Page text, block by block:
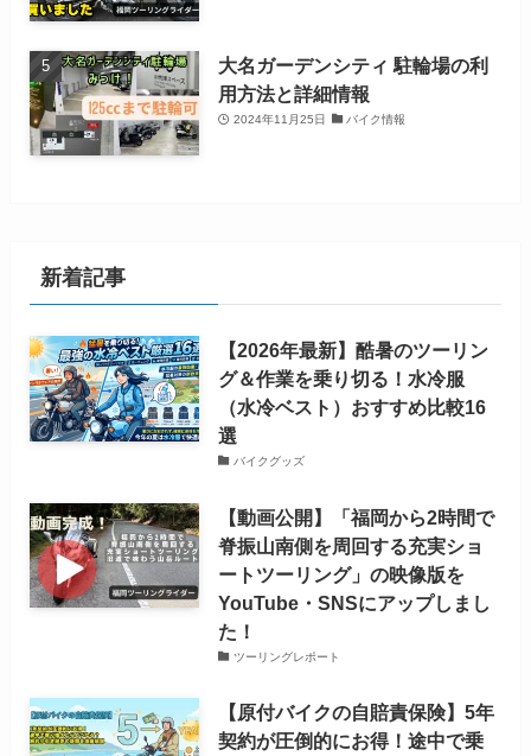
大名ガーデンシティ 駐輪場の利
用方法と詳細情報
2024年11月25日 バイク情報
新着記事
【2026年最新】酷暑のツーリン
グ＆作業を乗り切る！水冷服
（水冷ベスト）おすすめ比較16
選
バイクグッズ
【動画公開】「福岡から2時間で
脊振山南側を周回する充実ショ
ートツーリング」の映像版を
YouTube・SNSにアップしまし
た！
ツーリングレポート
【原付バイクの自賠責保険】5年
契約が圧倒的にお得！途中で乗